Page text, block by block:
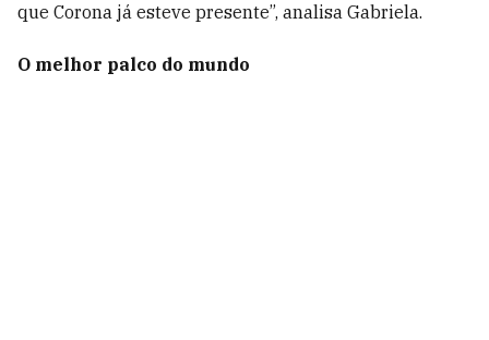
que Corona já esteve presente”, analisa Gabriela.
O melhor palco do mundo